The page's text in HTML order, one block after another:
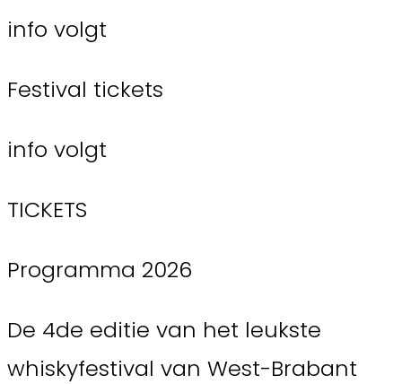
info volgt
Festival tickets
info volgt
TICKETS
Programma 2026
De 4de editie van het leukste
whiskyfestival van West-Brabant